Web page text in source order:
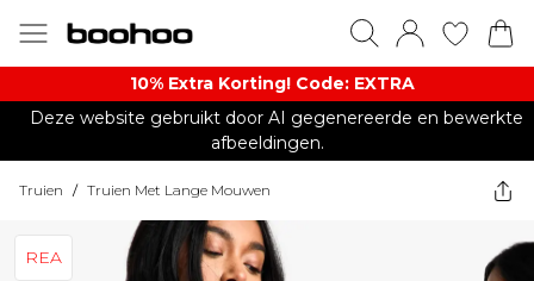
10% Extra Korting! Code: EXTRA​
Deze website gebruikt door AI gegenereerde en bewerkte
afbeeldingen.
Truien / Truien Met Lange Mouwen
REA